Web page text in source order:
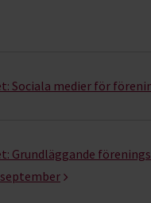
Sociala medier för
Grundläggande